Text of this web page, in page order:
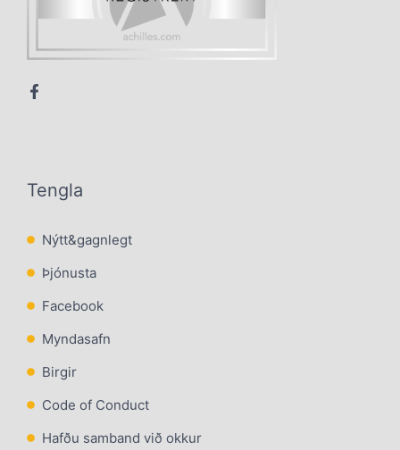
Tengla
Nýtt&gagnlegt
Þjónusta
Facebook
Myndasafn
Birgir
Code of Conduct
Hafðu samband við okkur